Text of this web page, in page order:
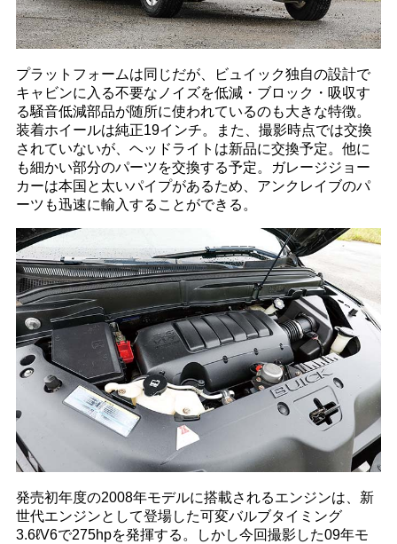
プラットフォームは同じだが、ビュイック独自の設計で
キャビンに入る不要なノイズを低減・ブロック・吸収す
る騒音低減部品が随所に使われているのも大きな特徴。
装着ホイールは純正19インチ。また、撮影時点では交換
されていないが、ヘッドライトは新品に交換予定。他に
も細かい部分のパーツを交換する予定。ガレージジョー
カーは本国と太いパイプがあるため、アンクレイブのパ
ーツも迅速に輸入することができる。
発売初年度の2008年モデルに搭載されるエンジンは、新
世代エンジンとして登場した可変バルブタイミング
3.6ℓV6で275hpを発揮する。しかし今回撮影した09年モ